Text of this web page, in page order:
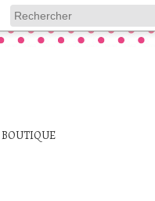
BOUTIQUE